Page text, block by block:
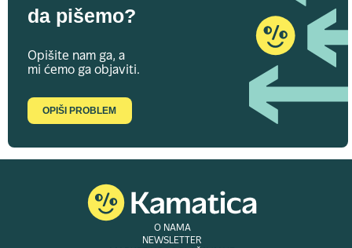
da pišemo?
Opišite nam ga, a
mi ćemo ga objaviti.
OPIŠI PROBLEM
O NAMA
NEWSLETTER